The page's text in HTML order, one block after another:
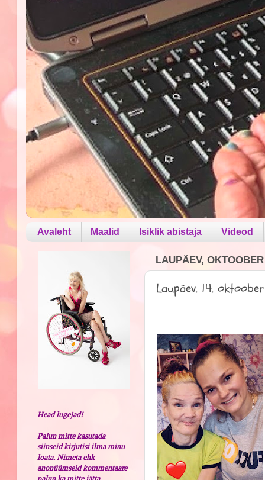
Avaleht Maalid Isiklik abistaja Videod
LAUPÄEV,
Laupäev. 14.
Head lugejad!
Palun mitte kasutada
siinseid kirjutisi ilma minu
loata. Nimeta ehk
anonüümseid kommentaare